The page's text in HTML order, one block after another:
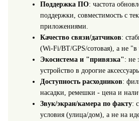
Поддержка ПО: частота
поддержки, совместимость с
приложениями.
Качество связи/датчиков:
(Wi‑Fi/BT/GPS/сотовая), а не "в
Экосистема и "привязка": не
устройство в дорогие
Доступность расходников:
насадки, ремешки - цена и
Звук/экран/камера по факту:
условия (улица/дом), а не на